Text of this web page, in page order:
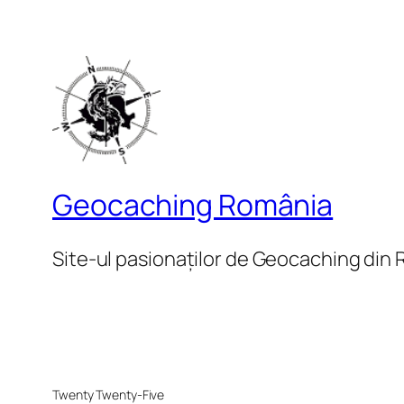
Geocaching România
Site-ul pasionaților de Geocaching din
Twenty Twenty-Five